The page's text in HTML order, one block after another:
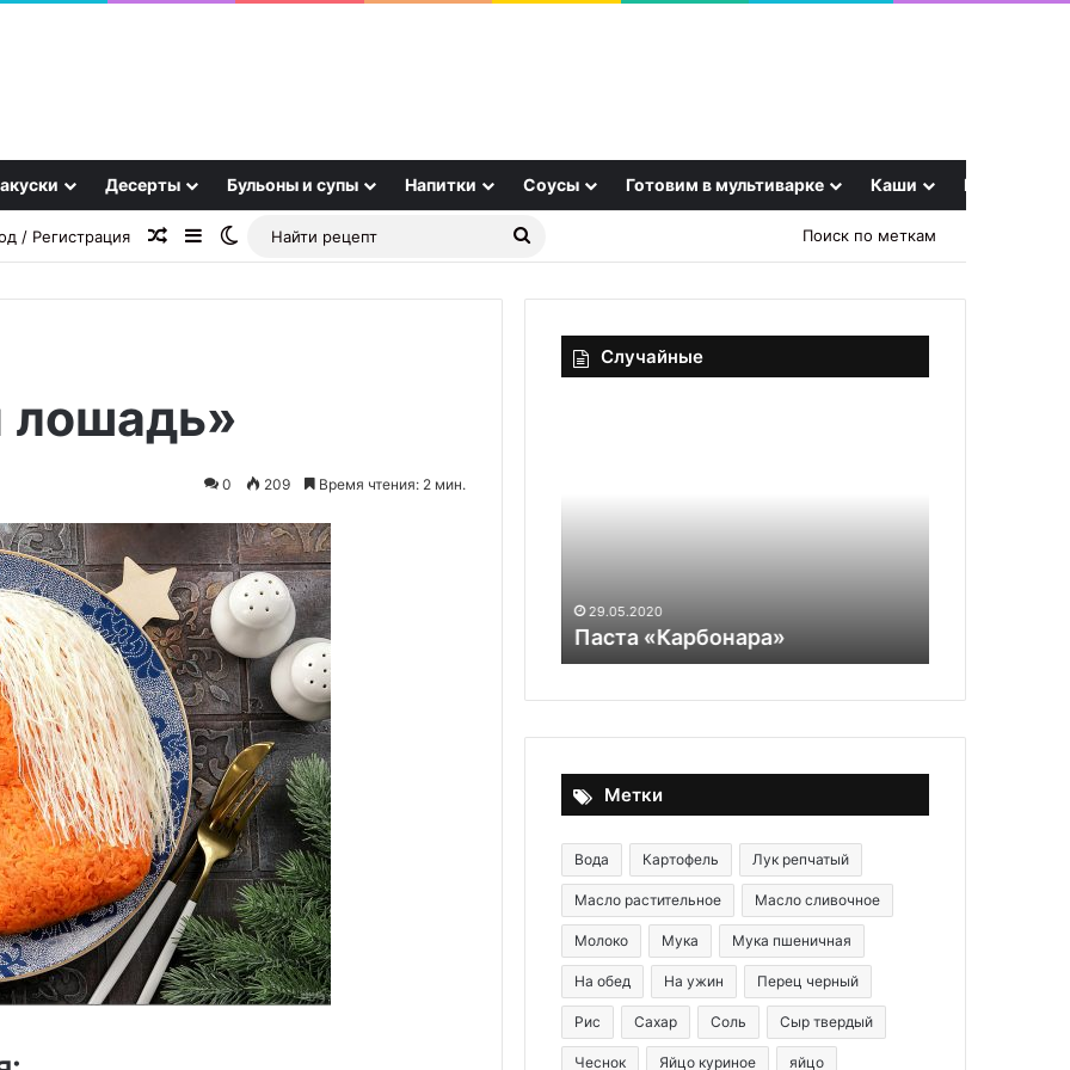
Десерты Бульоны и супы Напитки Соусы Готовим в мультиварке Каши Еще
/ Регистрация Случайная статья
SidebarSwitch skin
Найти
Поиск по меткам
лошадь»
0 209 Время чтения: 2 мин.
Случайные
можно
послужит не
а
веса
Японская
пицца
29.05.2020
Японская пицца «Окономияки»
29.05.2020
Паста «Карбонара»
мамы
Метки
Вода Картофель Лук репчатый
Масло растительное Масло сливочное
Молоко Мука Мука пшеничная
На обед На ужин Перец черный
Рис Сахар Соль Сыр твердый
Чеснок Яйцо куриное яйцо